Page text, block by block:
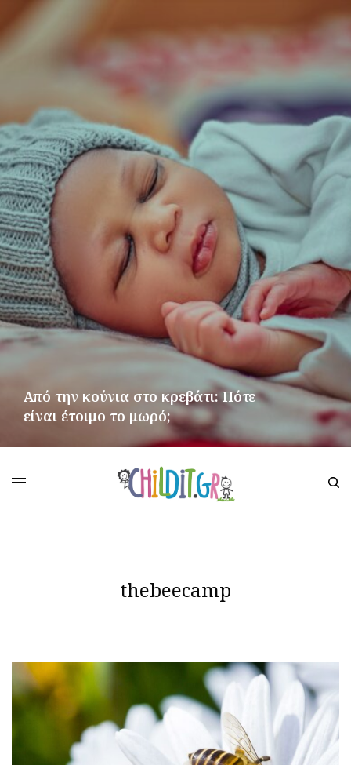
Από την κούνια στο κρεβάτι: Πότε
είναι έτοιμο το μωρό;
thebeecamp